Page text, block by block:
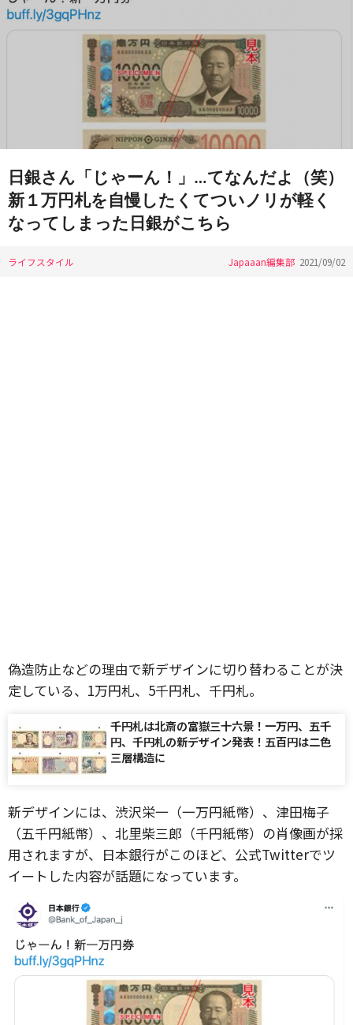
日銀さん「じゃーん！」…てなんだよ（笑）
新１万円札を自慢したくてついノリが軽く
なってしまった日銀がこちら
ライフスタイル Japaaan編集部 2021/09/02
偽造防止などの理由で新デザインに切り替わることが決
定している、1万円札、5千円札、千円札。
千円札は北斎の富嶽三十六景！一万円、五千
円、千円札の新デザイン発表！五百円は二色
三層構造に
新デザインには、渋沢栄一（一万円紙幣）、津田梅子
（五千円紙幣）、北里柴三郎（千円紙幣）の肖像画が採
用されますが、日本銀行がこのほど、公式Twitterでツ
イートした内容が話題になっています。